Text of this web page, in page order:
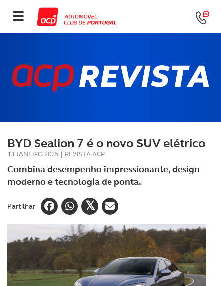
BYD Sealion 7 é o novo SUV elétrico
13 JANEIRO 2025 | REVISTA ACP
Combina desempenho impressionante, design
moderno e tecnologia de ponta.
Partilhar